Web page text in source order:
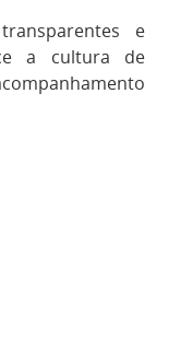
e
a cultura de